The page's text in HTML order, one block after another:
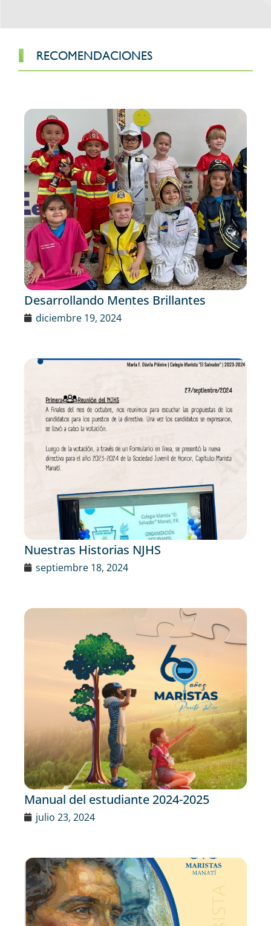
RECOMENDACIONES
Desarrollando Mentes Brillantes
diciembre 19, 2024
Nuestras Historias NJHS
septiembre 18, 2024
Manual del estudiante 2024-2025
julio 23, 2024